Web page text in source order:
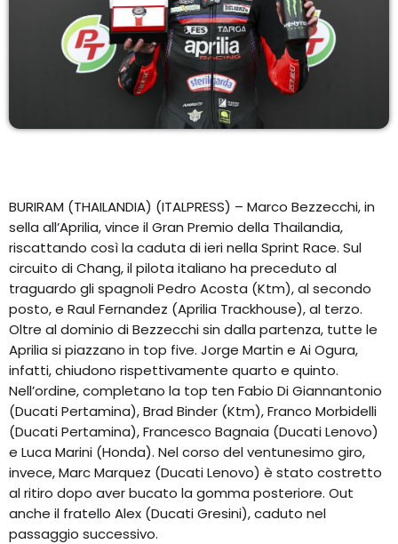
BURIRAM (THAILANDIA) (ITALPRESS) – Marco Bezzecchi, in
sella all’Aprilia, vince il Gran Premio della Thailandia,
riscattando così la caduta di ieri nella Sprint Race. Sul
circuito di Chang, il pilota italiano ha preceduto al
traguardo gli spagnoli Pedro Acosta (Ktm), al secondo
posto, e Raul Fernandez (Aprilia Trackhouse), al terzo.
Oltre al dominio di Bezzecchi sin dalla partenza, tutte le
Aprilia si piazzano in top five. Jorge Martin e Ai Ogura,
infatti, chiudono rispettivamente quarto e quinto.
Nell’ordine, completano la top ten Fabio Di Giannantonio
(Ducati Pertamina), Brad Binder (Ktm), Franco Morbidelli
(Ducati Pertamina), Francesco Bagnaia (Ducati Lenovo)
e Luca Marini (Honda). Nel corso del ventunesimo giro,
invece, Marc Marquez (Ducati Lenovo) è stato costretto
al ritiro dopo aver bucato la gomma posteriore. Out
anche il fratello Alex (Ducati Gresini), caduto nel
passaggio successivo.